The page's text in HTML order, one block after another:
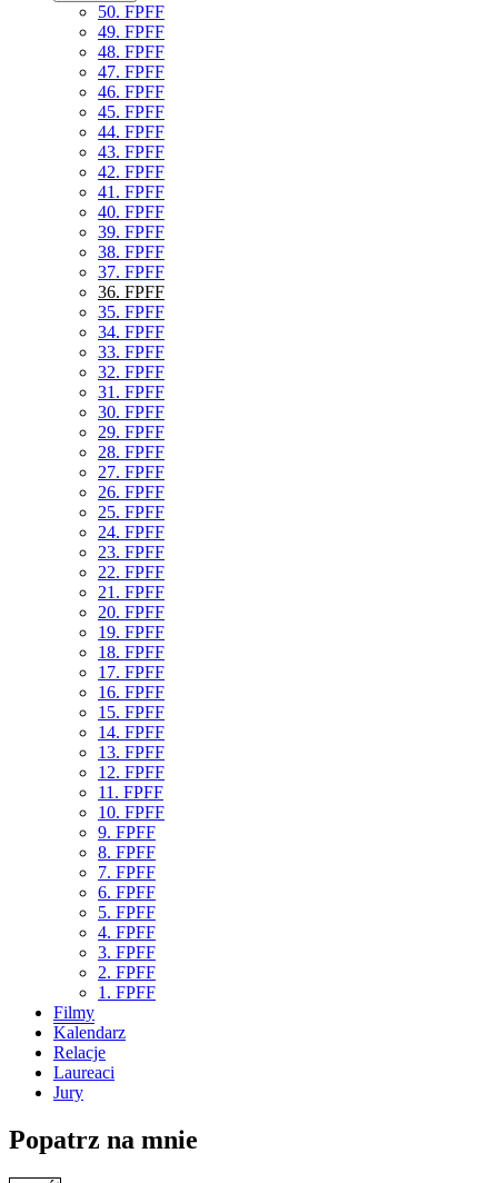
50. FPFF
49. FPFF
48. FPFF
47. FPFF
46. FPFF
45. FPFF
44. FPFF
43. FPFF
42. FPFF
41. FPFF
40. FPFF
39. FPFF
38. FPFF
37. FPFF
36. FPFF
35. FPFF
34. FPFF
33. FPFF
32. FPFF
31. FPFF
30. FPFF
29. FPFF
28. FPFF
27. FPFF
26. FPFF
25. FPFF
24. FPFF
23. FPFF
22. FPFF
21. FPFF
20. FPFF
19. FPFF
18. FPFF
17. FPFF
16. FPFF
15. FPFF
14. FPFF
13. FPFF
12. FPFF
11. FPFF
10. FPFF
9. FPFF
8. FPFF
7. FPFF
6. FPFF
5. FPFF
4. FPFF
3. FPFF
2. FPFF
1. FPFF
Filmy
Kalendarz
Relacje
Laureaci
Jury
Popatrz na mnie